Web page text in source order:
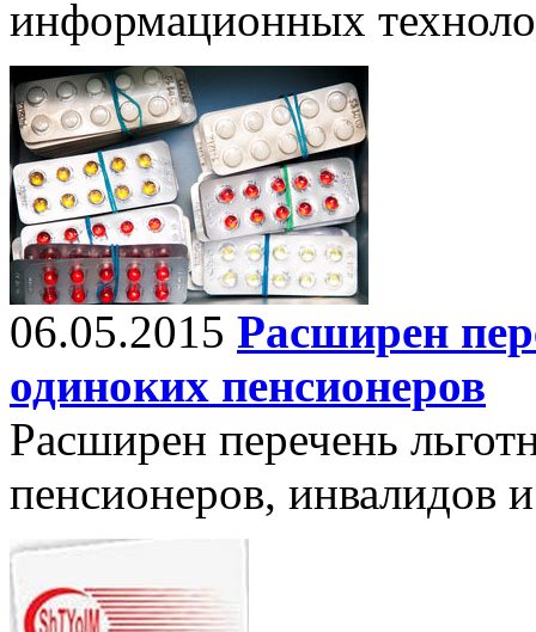
информационных
06.05.2015 Расширен
одиноких пенсионеров
Расширен перечень
пенсионеров, инвалидов